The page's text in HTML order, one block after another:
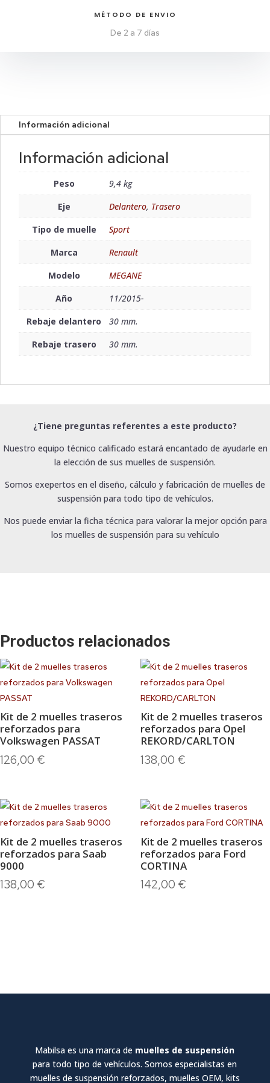
MÉTODO DE ENVIO
De 2 a 7 días
Información adicional
Información adicional
Peso
9,4 kg
Eje
Delantero, Trasero
Tipo de muelle
Sport
Marca
Renault
Modelo
MEGANE
Año
11/2015-
Rebaje delantero
30 mm.
Rebaje trasero
30 mm.
¿Tiene preguntas referentes a este producto?
Nuestro equipo técnico calificado estará encantado de ayudarle en
la elección de sus muelles de suspensión.
Somos exepertos en el diseño, cálculo y fabricación de muelles de
suspensión para todo tipo de vehículos.
Nos puede enviar la ficha técnica para valorar la mejor opción para
los muelles de suspensión para su vehículo
Productos relacionados
Kit de 2 muelles traseros
reforzados para
Volkswagen PASSAT
126,00 €
Kit de 2 muelles traseros
reforzados para Opel
REKORD/CARLTON
138,00 €
Kit de 2 muelles traseros
reforzados para Saab
9000
138,00 €
Kit de 2 muelles traseros
reforzados para Ford
CORTINA
142,00 €
Mabilsa es una marca de muelles de suspensión
para todo tipo de vehículos. Somos especialistas en
muelles de suspensión reforzados, muelles OEM, kits